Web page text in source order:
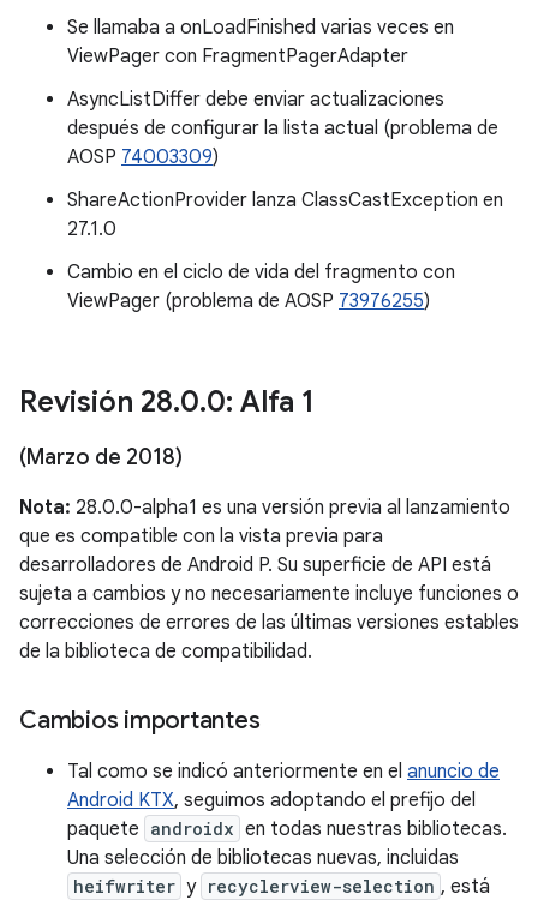
Se llamaba a onLoadFinished varias veces en
ViewPager con FragmentPagerAdapter
AsyncListDiffer debe enviar actualizaciones
después de configurar la lista actual (problema de
AOSP 74003309)
ShareActionProvider lanza ClassCastException en
27.1.0
Cambio en el ciclo de vida del fragmento con
ViewPager (problema de AOSP 73976255)
Revisión 28.0.0: Alfa 1
(Marzo de 2018)
Nota: 28.0.0-alpha1 es una versión previa al lanzamiento
que es compatible con la vista previa para
desarrolladores de Android P. Su superficie de API está
sujeta a cambios y no necesariamente incluye funciones o
correcciones de errores de las últimas versiones estables
de la biblioteca de compatibilidad.
Cambios importantes
Tal como se indicó anteriormente en el anuncio de
Android KTX, seguimos adoptando el prefijo del
paquete androidx en todas nuestras bibliotecas.
Una selección de bibliotecas nuevas, incluidas
heifwriter y recyclerview-selection , está